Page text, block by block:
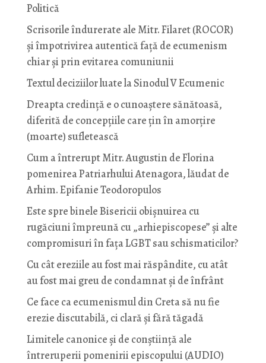
Politică
Scrisorile îndurerate ale Mitr. Filaret (ROCOR)
și împotrivirea autentică față de ecumenism
chiar și prin evitarea comuniunii
Textul deciziilor luate la Sinodul V Ecumenic
Dreapta credință e o cunoaștere sănătoasă,
diferită de concepțiile care țin în amorțire
(moarte) sufletească
Cum a întrerupt Mitr. Augustin de Florina
pomenirea Patriarhului Atenagora, lăudat de
Arhim. Epifanie Teodoropulos
Este spre binele Bisericii obișnuirea cu
rugăciuni împreună cu „arhiepiscopese” și alte
compromisuri în fața LGBT sau schismaticilor?
Cu cât ereziile au fost mai răspândite, cu atât
au fost mai greu de condamnat și de înfrânt
Ce face ca ecumenismul din Creta să nu fie
erezie discutabilă, ci clară și fără tăgadă
Limitele canonice și de conștiință ale
întreruperii pomenirii episcopului (AUDIO)